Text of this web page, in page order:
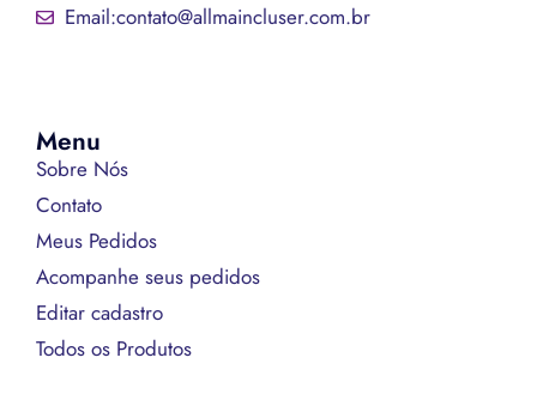
Email:contato@allmaincluser.com.br
Menu
Sobre Nós
Contato
Meus Pedidos
Acompanhe seus pedidos
Editar cadastro
Todos os Produtos